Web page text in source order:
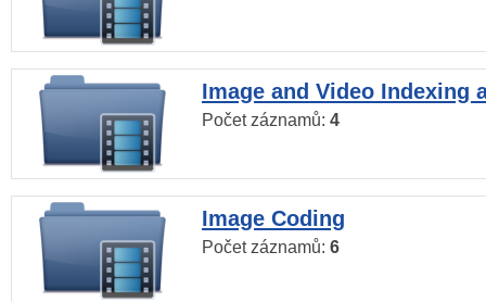
Image and Video Indexing
Počet záznamů: 4
Image Coding
Počet záznamů: 6